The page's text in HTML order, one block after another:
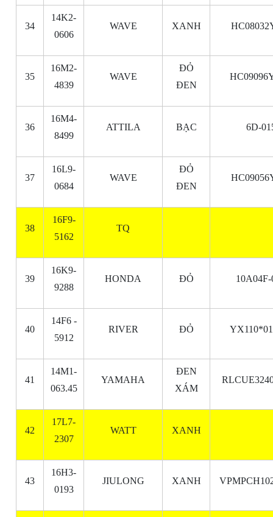
34
14K2-
0606
WAVE XANH
35
16M2-
4839
WAVE
ĐỎ
ĐEN
36
16M4-
8499
ATTILA BẠC 6D-
37
16L9-
0684
WAVE
ĐỎ
ĐEN
38
16F9-
5162
TQ
39
16K9-
9288
HONDA ĐỎ 10A04F-
40
14F6 -
5912
RIVER ĐỎ
41
14M1-
063.45
YAMAHA
ĐEN
XÁM
42
17L7-
2307
WATT XANH
43
16H3-
0193
JIULONG XANH